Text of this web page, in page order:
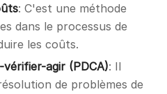
: C'est une méthode
dans le processus de
les coûts.
agir (PDCA): Il
de problèmes de